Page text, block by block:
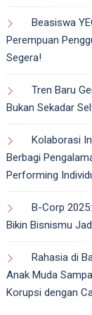
Beasiswa
Perempuan
Segera!
Tren Baru
Bukan Sekadar
Kolaborasi
Berbagi
Performing
B-Corp
Bikin Bisnismu
Rahasia di
Anak Muda
Korupsi dengan